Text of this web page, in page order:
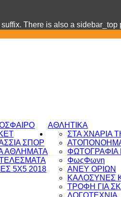
There is also a sidebar_top
ΑΘΛΗΤΙΚΑ
ΣΠΟΡ
ΑΘΛΗΜΑΤΑ
5Χ5 2018
ΣΤΑ ΧΝΑΡΙΑ
ΦΩΤΟΓΡΑΦΙΑ
ΦωςΦωνη
ANEY ΟΡΙΩΝ
ΚΑΛΟΣΥΝΕΣ
ΤΡΟΦΗ ΓΙΑ
ΛΟΓΟΤΕΧΝΙΑ